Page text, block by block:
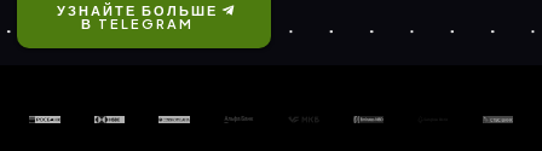
УЗНАЙТЕ БОЛЬШЕ
В TELEGRAM